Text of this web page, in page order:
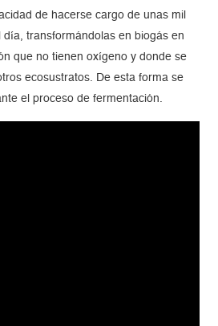
de hacerse cargo de unas mil
transformándolas en biogás en
que no tienen oxígeno y donde se
ecosustratos. De esta forma se
el proceso de fermentación.